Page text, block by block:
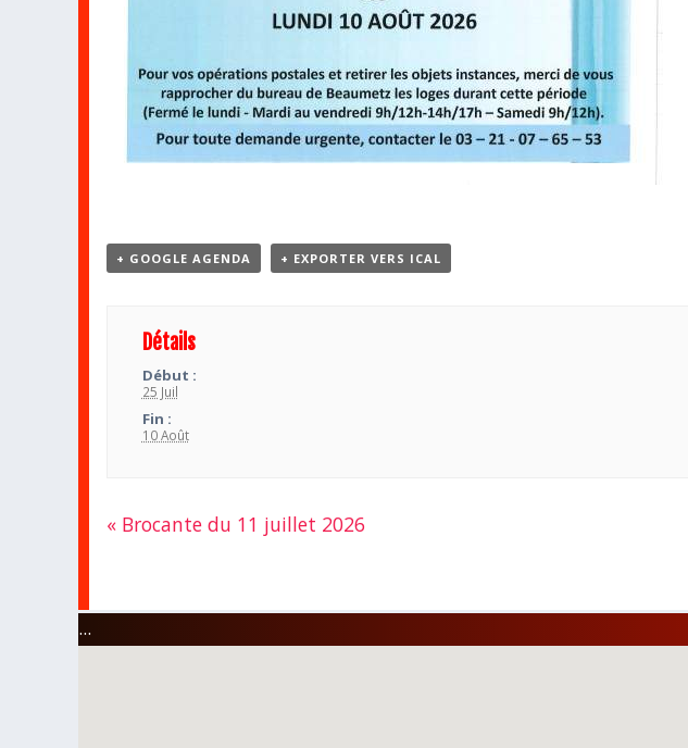
+ GOOGLE AGENDA + EXPORTER VERS ICAL
Détails
Début :
25 Juil
Fin :
10 Août
Navigation
« Brocante du 11 juillet 2026
...